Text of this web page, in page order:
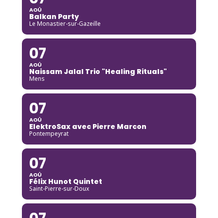
AOÛ
Balkan Party
Le Monastier-sur-Gazeille
07
AOÛ
Naissam Jalal Trio "Healing Rituals"
Mens
07
AOÛ
ElektroSax avec Pierre Marcon
Pontempeyrat
07
AOÛ
Félix Hunot Quintet
Saint-Pierre-sur-Doux